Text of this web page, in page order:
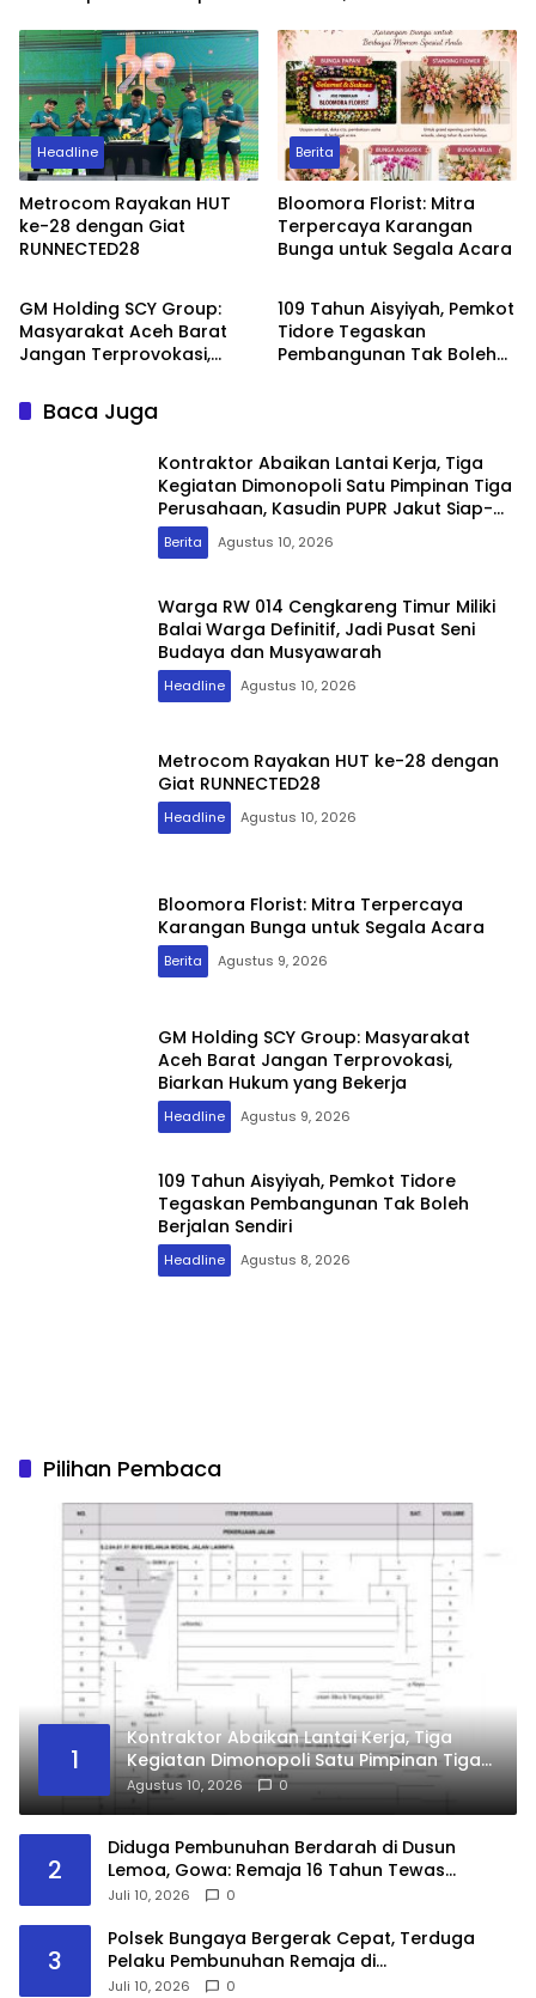
PUPR Jakut Siap-Siap
Diperiksa APH
Headline
Metrocom Rayakan HUT
ke-28 dengan Giat
RUNNECTED28
Berita
Bloomora Florist: Mitra
Terpercaya Karangan
Bunga untuk Segala Acara
Headline
GM Holding SCY Group:
Masyarakat Aceh Barat
Jangan Terprovokasi,
Bekerja
Headline
109 Tahun Aisyiyah, Pemkot
Tidore Tegaskan
Pembangunan Tak Boleh
Baca Juga
Kontraktor Abaikan Lantai Kerja, Tiga
Kegiatan Dimonopoli Satu Pimpinan Tiga
Perusahaan, Kasudin PUPR Jakut Siap-
Siap Diperiksa APH
Berita Agustus 10, 2026
Warga RW 014 Cengkareng Timur Miliki
Balai Warga Definitif, Jadi Pusat Seni
Budaya dan Musyawarah
Headline Agustus 10, 2026
Metrocom Rayakan HUT ke-28 dengan
Giat RUNNECTED28
Headline Agustus 10, 2026
Bloomora Florist: Mitra Terpercaya
Karangan Bunga untuk Segala Acara
Berita Agustus 9, 2026
GM Holding SCY Group: Masyarakat
Aceh Barat Jangan Terprovokasi,
Biarkan Hukum yang Bekerja
Headline Agustus 9, 2026
109 Tahun Aisyiyah, Pemkot Tidore
Tegaskan Pembangunan Tak Boleh
Berjalan Sendiri
Headline Agustus 8, 2026
Pilihan Pembaca
1
Kontraktor Abaikan Lantai Kerja, Tiga
Kegiatan Dimonopoli Satu Pimpinan Tiga
Perusahaan, Kasudin PUPR Jakut Siap-
Siap Diperiksa APH
Agustus 10, 2026 0
2
Diduga Pembunuhan Berdarah di Dusun
Lemoa, Gowa: Remaja 16 Tahun Tewas
dengan Dua Luka, Pelaku Masih Diburu Polisi
Juli 10, 2026 0
3
Polsek Bungaya Bergerak Cepat, Terduga
Pelaku Pembunuhan Remaja di
Bontolempangan Diamankan Kurang dari 24
Juli 10, 2026 0